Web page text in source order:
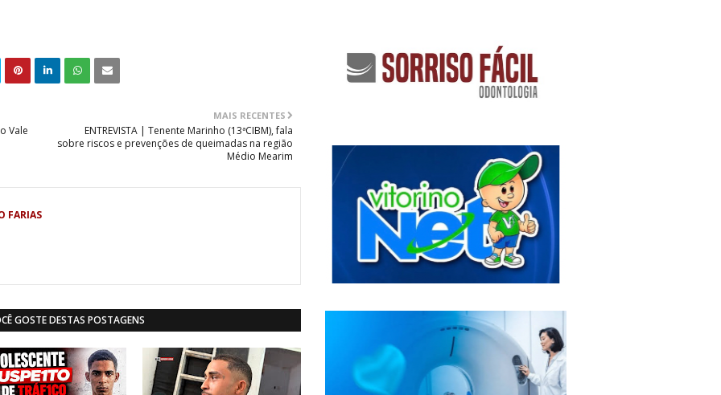
MAIS RECENTES
ENTREVISTA | Tenente Marinho (13ªCIBM), fala
sobre riscos e prevenções de queimadas na região
Médio Mearim
Vale
FARIAS
GOSTE DESTAS POSTAGENS